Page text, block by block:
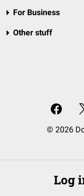
For Business
Other stuff
© 2026
Log